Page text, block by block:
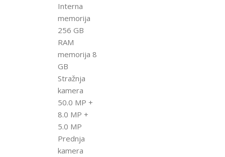
Interna
memorija
256 GB
RAM
memorija 8
GB
Stražnja
kamera
50.0 MP +
8.0 MP +
5.0 MP
Prednja
kamera